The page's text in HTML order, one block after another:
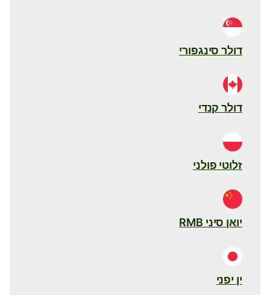
דולר סינגפורי
דולר קנדי
זלוטי פולני
יואן סיני RMB
ין יפני